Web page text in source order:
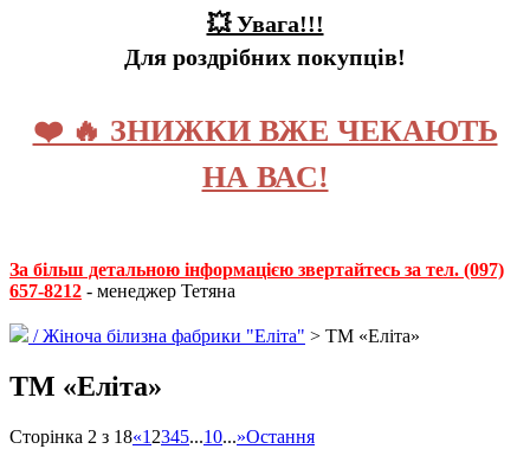
💥 Увага!!!
Для роздрібних покупців!
❤️ 🔥 ЗНИЖКИ ВЖЕ ЧЕКАЮТЬ
НА ВАС!
За більш детальною інформацією звертайтесь за тел. (097)
657-8212 - менеджер Тетяна
/Жіноча білизна фабрики "Еліта" > ТМ «Еліта»
ТМ «Еліта»
Сторінка 2 з 18«1 2345...10...»Остання